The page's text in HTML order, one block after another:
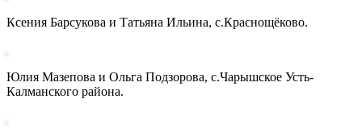
Ксения Барсукова и Татьяна Ильина, с.Краснощёково.
Юлия Мазепова и Ольга Подзорова, с.Чарышское Усть-
Калманского района.